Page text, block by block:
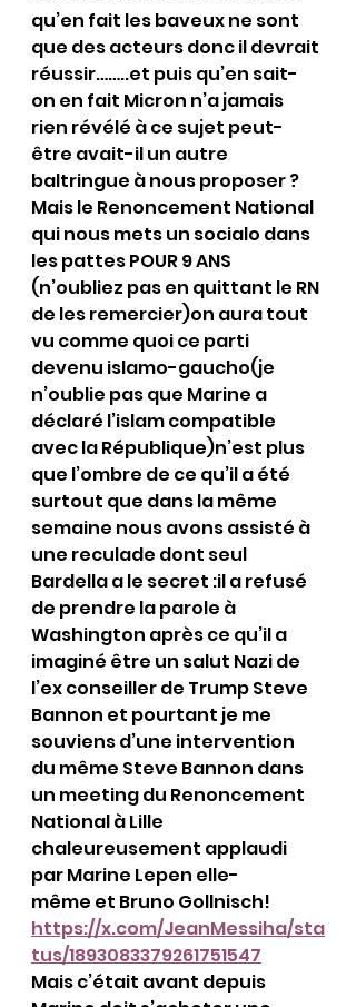
qu’en fait les baveux ne sont
que des acteurs donc il devrait
réussir……..et puis qu’en sait-
on en fait Micron n’a jamais
rien révélé à ce sujet peut-
être avait-il un autre
baltringue à nous proposer ?
Mais le Renoncement National
qui nous mets un socialo dans
les pattes POUR 9 ANS
(n’oubliez pas en quittant le RN
de les remercier)on aura tout
vu comme quoi ce parti
devenu islamo-gaucho(je
n’oublie pas que Marine a
déclaré l’islam compatible
avec la République)n’est plus
que l’ombre de ce qu’il a été
surtout que dans la même
semaine nous avons assisté à
une reculade dont seul
Bardella a le secret :il a refusé
de prendre la parole à
Washington après ce qu’il a
imaginé être un salut Nazi de
l’ex conseiller de Trump Steve
Bannon et pourtant je me
souviens d’une intervention
du même Steve Bannon dans
un meeting du Renoncement
National à Lille
chaleureusement applaudi
par Marine Lepen elle-
même et Bruno Gollnisch!
https://x.com/JeanMessiha/sta
tus/1893083379261751547
Mais c’était avant depuis